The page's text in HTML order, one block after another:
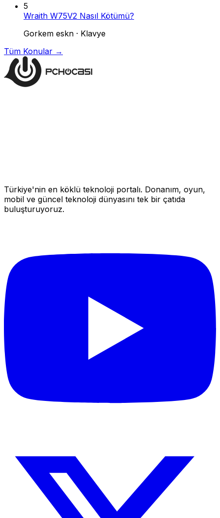
5
Wraith W75V2 Nasıl Kötümü?
Gorkem eskn · Klavye
Tüm Konular →
Türkiye'nin en köklü teknoloji portalı. Donanım, oyun,
mobil ve güncel teknoloji dünyasını tek bir çatıda
buluşturuyoruz.